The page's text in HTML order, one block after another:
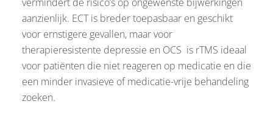
aanzienlijk. ECT is breder toepasbaar en geschikt
voor ernstigere gevallen, maar voor
therapieresistente depressie en OCS is rTMS ideaal
voor patiënten die niet reageren op medicatie en die
een minder invasieve of medicatie-vrije behandeling
zoeken.